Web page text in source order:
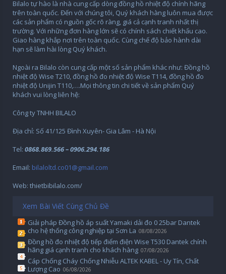
Bilalo tự hào là nhà cung cấp dòng đồng hồ nhiệt độ chính hãng
trên toàn quốc. Đến với chúng tôi, Quý khách hàng luôn mua được
các sản phẩm có nguồn gốc rõ ràng, giá cả cạnh tranh nhất thị
trường. Với những đơn hàng lớn sẽ có chính sách chiết khấu cao.
Giao hàng khắp nơi trên toàn quốc. Cùng chế độ bảo hành dài
hạn sẽ làm hài lòng Quý khách.
Ngoài ra Bilalo còn cung cấp một số sản phẩm khác như: Đồng hồ
nhiệt độ Wise T210, đồng hồ đo nhiệt độ Wise T114, đồng hồ đo
nhiệt độ Unijin T110,….Mọi thông tin chi tiết về sản phẩm Quý
khách vui lòng liên hệ:
Công ty TNHH BILALO
Địa chỉ: Số 41/125 Đình Xuyên- Gia Lâm - Hà Nội
Tel: 0868.869.566 – 0906.294.186
Email: bilaloltd.co01@gmail.com
Web: thietbibilalo.com/
Xem Bài Viết Cùng Chủ Đề
Giải pháp Đồng hồ áp suất Yamaki dải đo 0 25bar Dantek
cho hệ thống công nghiệp tại Sơn La 08/08/2026
Đồng hồ đo nhiệt độ tiếp điểm điện Wise T530 Dantek chính
hãng giá cạnh tranh cho khách hàng 07/08/2026
Cáp Chống Cháy Chống Nhiễu ALTEK KABEL - Uy Tín, Chất
Lượng Cao 06/08/2026